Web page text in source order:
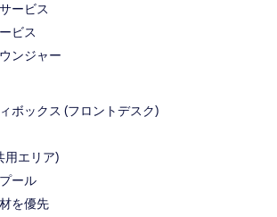
ービス
ビス
ンジャー
ボックス (フロントデスク)
用エリア)
ール
を優先